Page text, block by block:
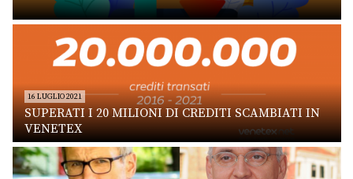
16 LUGLIO 2021
SUPERATI I 20 MILIONI DI CREDITI SCAMBIATI IN
VENETEX